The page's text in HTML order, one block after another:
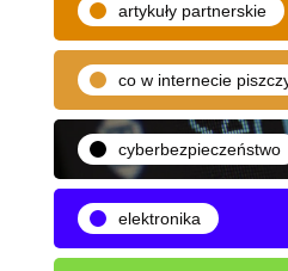
artykuły partnerskie
co w internecie
cyberbezpieczeństwo
elektronika